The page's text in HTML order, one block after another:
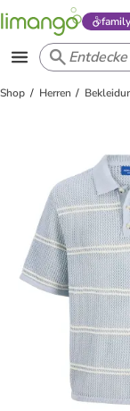
family
Shop Herren